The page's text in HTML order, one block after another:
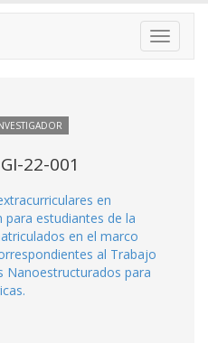
Toggle
22-001
en
para estudiantes de la
en el marco
al Trabajo
Nanoestructurados para